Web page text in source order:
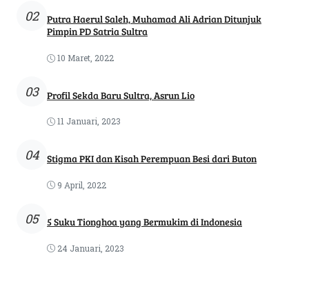
02
Putra Haerul Saleh, Muhamad Ali Adrian Ditunjuk
Pimpin PD Satria Sultra
10 Maret, 2022
03 Profil Sekda Baru Sultra, Asrun Lio
11 Januari, 2023
04 Stigma PKI dan Kisah Perempuan Besi dari Buton
9 April, 2022
05 5 Suku Tionghoa yang Bermukim di Indonesia
24 Januari, 2023